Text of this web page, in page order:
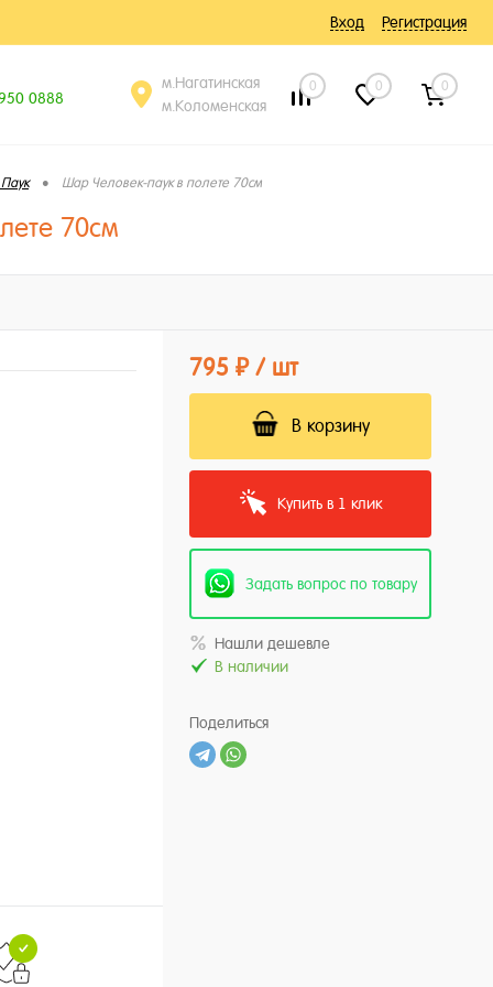
Вход Регистрация
0888
м.Нагатинская
м.Коломенская
0 0 0
• Шар Человек-паук в полете 70см
70см
795 ₽ / шт
В корзину
Купить в 1 клик
Задать вопрос по товару
Нашли дешевле
В наличии
Поделиться